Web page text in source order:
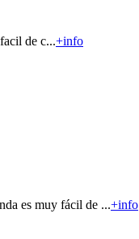
de c...+info
es muy fácil de ...+info